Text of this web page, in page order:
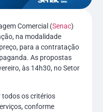
Comercial (Senac)
na modalidade
para a contratação
As propostas
às 14h30, no Setor
todos os critérios
conforme